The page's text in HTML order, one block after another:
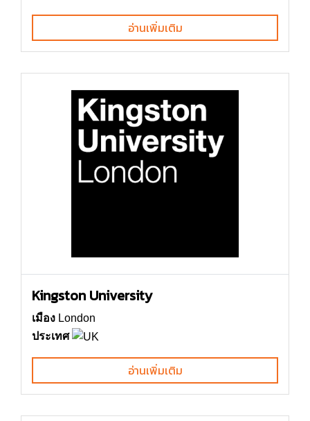
อ่านเพิ่มเติม
Kingston University
เมือง London
ประเทศ
อ่านเพิ่มเติม